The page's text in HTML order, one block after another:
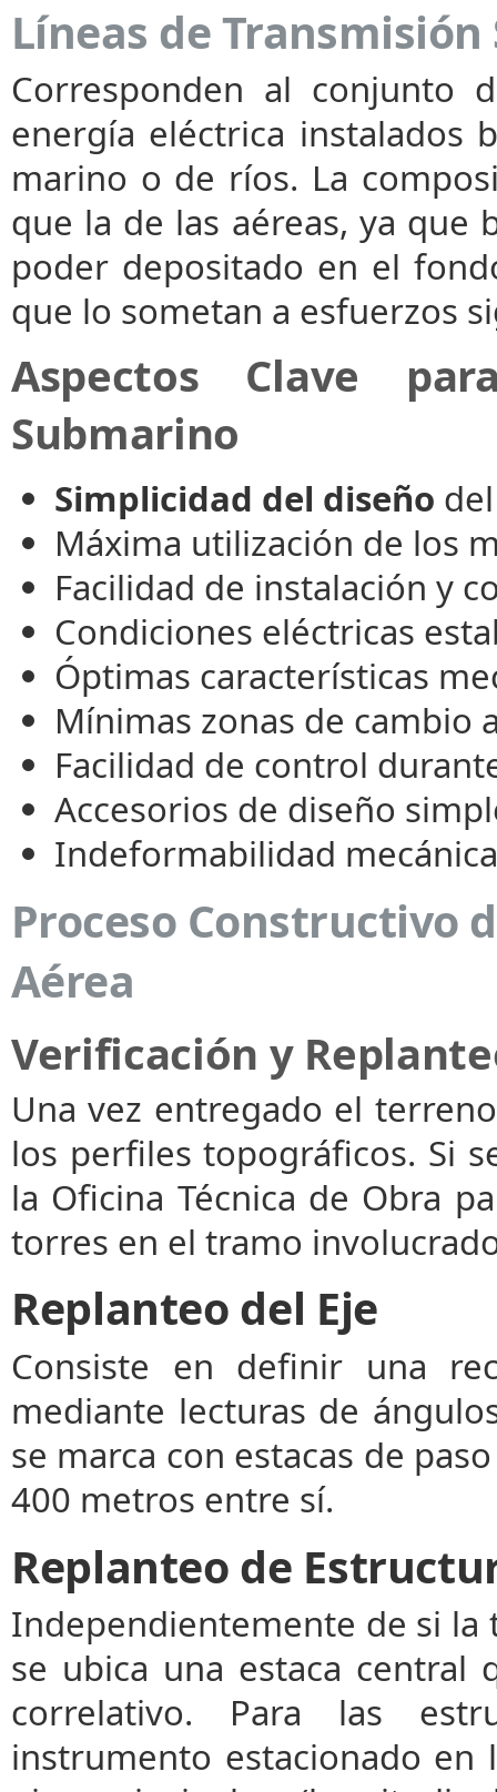
Líneas de
Corresponden al conjunto
energía eléctrica instalados
marino o de ríos. La
que la de las aéreas, ya que
poder depositado en el
que lo sometan a esfuerzos
Aspectos Clave
Submarino
Simplicidad del diseño
Máxima utilización de los
Facilidad de instalación y
Condiciones eléctricas
Óptimas características
Mínimas zonas de cambio
Facilidad de control
Accesorios de diseño
Indeformabilidad
Proceso Constructivo
Aérea
Verificación y
Una vez entregado el
los perfiles topográficos. Si
la Oficina Técnica de Obra
torres en el tramo
Replanteo del Eje
Consiste en definir una
mediante lecturas de
se marca con estacas de
400 metros entre sí.
Replanteo de
Independientemente de si
se ubica una estaca
correlativo. Para las
instrumento estacionado en